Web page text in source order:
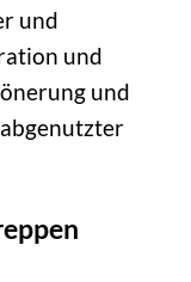
und
und
und